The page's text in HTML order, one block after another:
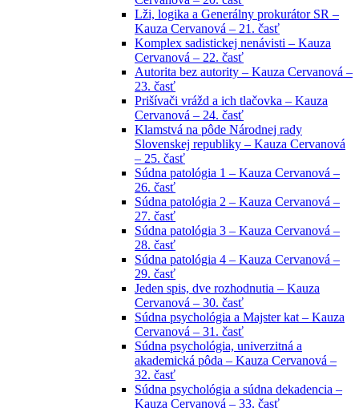
Lži, logika a Generálny prokurátor SR –
Kauza Cervanová – 21. časť
Komplex sadistickej nenávisti – Kauza
Cervanová – 22. časť
Autorita bez autority – Kauza Cervanová –
23. časť
Prišívači vrážd a ich tlačovka – Kauza
Cervanová – 24. časť
Klamstvá na pôde Národnej rady
Slovenskej republiky – Kauza Cervanová
– 25. časť
Súdna patológia 1 – Kauza Cervanová –
26. časť
Súdna patológia 2 – Kauza Cervanová –
27. časť
Súdna patológia 3 – Kauza Cervanová –
28. časť
Súdna patológia 4 – Kauza Cervanová –
29. časť
Jeden spis, dve rozhodnutia – Kauza
Cervanová – 30. časť
Súdna psychológia a Majster kat – Kauza
Cervanová – 31. časť
Súdna psychológia, univerzitná a
akademická pôda – Kauza Cervanová –
32. časť
Súdna psychológia a súdna dekadencia –
Kauza Cervanová – 33. časť